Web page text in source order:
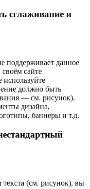
сглаживание и
поддерживает данное
сайте
используйте
должно быть
— см. рисунок).
дизайна,
баннеры и т.д.
(см. рисунок), вы